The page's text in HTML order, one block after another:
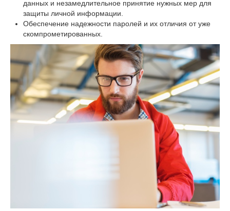
данных и незамедлительное принятие нужных мер для
защиты личной информации.
Обеспечение надежности паролей и их отличия от уже
скомпрометированных.